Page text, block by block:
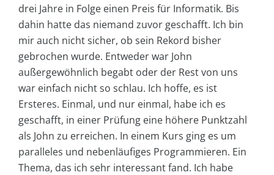
drei Jahre in Folge einen Preis für Informatik. Bis
dahin hatte das niemand zuvor geschafft. Ich bin
mir auch nicht sicher, ob sein Rekord bisher
gebrochen wurde. Entweder war John
außergewöhnlich begabt oder der Rest von uns
war einfach nicht so schlau. Ich hoffe, es ist
Ersteres. Einmal, und nur einmal, habe ich es
geschafft, in einer Prüfung eine höhere Punktzahl
als John zu erreichen. In einem Kurs ging es um
paralleles und nebenläufiges Programmieren. Ein
Thema, das ich sehr interessant fand. Ich habe